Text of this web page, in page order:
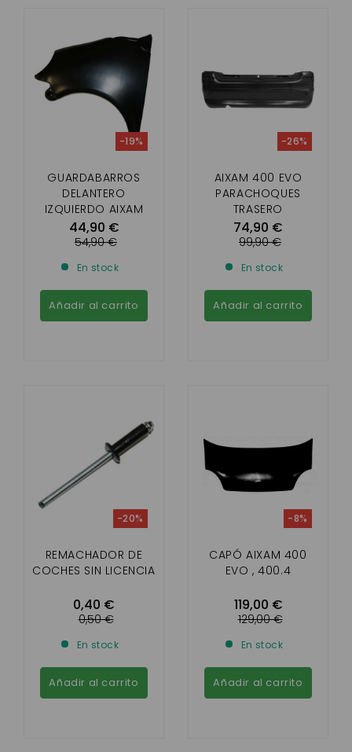
GUARDABARROS
DELANTERO
IZQUIERDO AIXAM
400 EVO, 400.4
44,90 €
-19%
54,90 €
En stock
Añadir al carrito
AIXAM 400 EVO
PARACHOQUES
TRASERO
74,90 €
-26%
99,90 €
En stock
Añadir al carrito
REMACHADOR DE
COCHES SIN LICENCIA
0,40 €
-20%
0,50 €
En stock
Añadir al carrito
CAPÓ AIXAM 400
EVO , 400.4
119,00 €
-8%
129,00 €
En stock
Añadir al carrito